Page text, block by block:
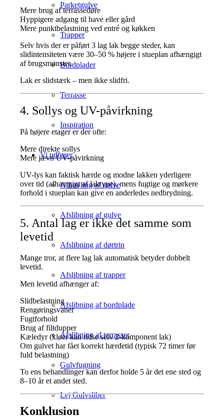
Parketgulve
Trapper
Bordplader
Terrasse
Inspiration
Vi udfører
Afhøvling af gulve
Afslibning af gulve
Afslibning af dørtrin
Afslibning af trapper
Afslibning af bordplade
Afslibning af terrasser
Gulvfugning
Lej Gulvsliber
Mere brug af terrassedøre
Hyppigere adgang til have eller gård
Mere punktbelastning ved entré og køkken
Selv hvis der er påført 3 lag lak begge steder, kan
slidintensiteten være 30–50 % højere i stueplan afhængigt
af brugsmønster.
Lak er slidstærk – men ikke slidfri.
4. Sollys og UV-påvirkning
På højere etager er der ofte:
Mere direkte sollys
Mere jævn UV-påvirkning
UV-lys kan faktisk hærde og modne lakken yderligere
over tid (afhængigt af laktype), mens fugtige og mørkere
forhold i stueplan kan give en anderledes nedbrydning.
5. Antal lag er ikke det samme som
levetid
Mange tror, at flere lag lak automatisk betyder dobbelt
levetid.
Men levetid afhænger af:
Slidbelastning
Rengøringsvaner
Fugtforhold
Brug af filtdupper
Kæledyr (kløer kan ridse selv 2-komponent lak)
Om gulvet har fået korrekt hærdetid (typisk 72 timer før
fuld belastning)
To ens behandlinger kan derfor holde 5 år det ene sted og
8–10 år et andet sted.
Konklusion